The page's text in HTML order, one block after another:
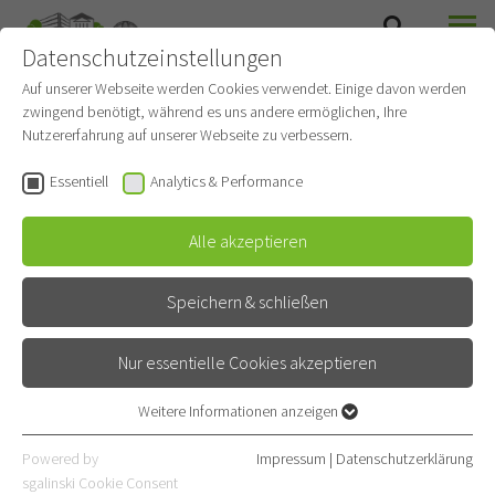
THORAXCHIRURGIE
HeiCuMed
Datenschutzeinstellungen
Auf unserer Webseite werden Cookies verwendet. Einige davon werden
zwingend benötigt, während es uns andere ermöglichen, Ihre
Nutzererfahrung auf unserer Webseite zu verbessern.
Essentiell Analytics & Performance
Alle akzeptieren
Speichern & schließen
Nur essentielle Cookies akzeptieren
Essentielle Cookies werden für grundlegende Funktionen der
Webseite benötigt. Dadurch ist gewährleistet, dass die Webseite
Weitere Informationen anzeigen
Powered by
sgalinski Cookie Consent
Impressum | Datenschutzerklärung